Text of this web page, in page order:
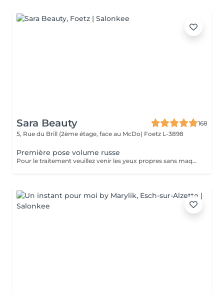
Sara Beauty
168
5, Rue du Brill (2ème étage, face au McDo) Foetz L-3898
Première pose volume russe
Pour le traitement veuillez venir les yeux propres sans maquillage. Si vous avez déjà des extensions de cils choisissez d'abord l'option "Dépose des cils" puis "Première pose". Il est possible que vous soyez allergique à la colle, et les esthéticiennes ne peuvent pas savoir à l'avance s'il y a une allergie avant qu'elle ne se manifeste. Les réactions allergiques surviennent généralement après 3 ou 4 heures et peuvent inclure des picotements, des démangeaisons et un possible gonflement des yeux. Si des rougeurs apparaissent après le traitement, vous pourriez simplement être sensible à la colle, mais ce n'est pas nécessairement une allergie. Attendez un jour, si la situation ne s'améliore pas, il pourrait s'agir d'une allergie à la colle, et il est alors recommandé de retirer les cils. Il est important de noter que l'esthéticienne n'est pas responsable de l'allergie, et le retrait des cils peut résoudre le problème.